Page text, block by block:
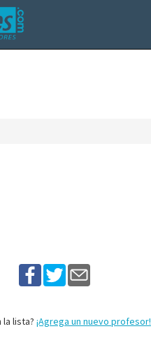
lista? ¡Agrega un nuevo profesor!